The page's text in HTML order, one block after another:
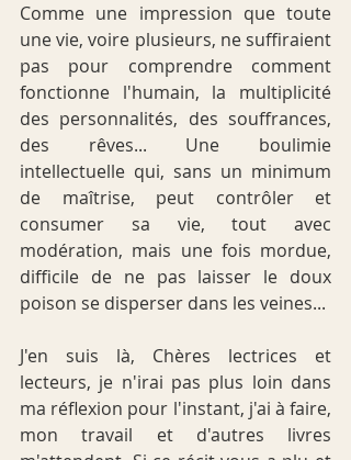
Comme une impression que toute
une vie, voire plusieurs, ne suffiraient
pas pour comprendre comment
fonctionne l'humain, la multiplicité
des personnalités, des souffrances,
des rêves... Une boulimie
intellectuelle qui, sans un minimum
de maîtrise, peut contrôler et
consumer sa vie, tout avec
modération, mais une fois mordue,
difficile de ne pas laisser le doux
poison se disperser dans les veines...
J'en suis là, Chères lectrices et
lecteurs, je n'irai pas plus loin dans
ma réflexion pour l'instant, j'ai à faire,
mon travail et d'autres livres